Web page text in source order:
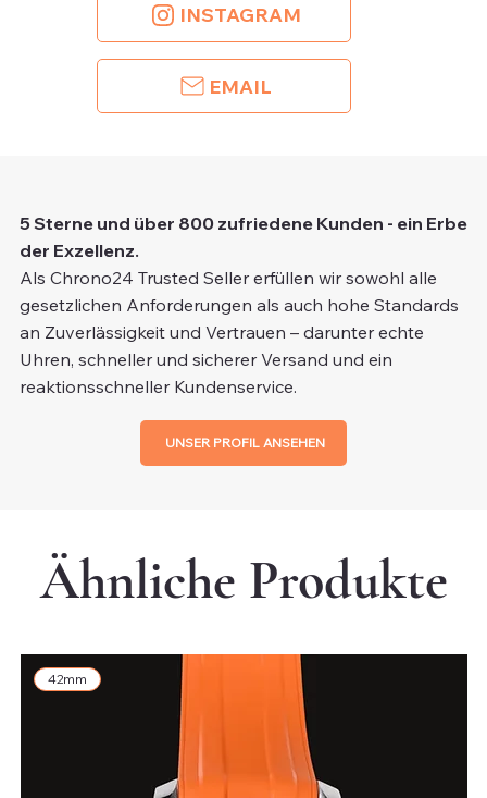
INSTAGRAM
EMAIL
5 Sterne und über 800 zufriedene Kunden - ein Erbe
der Exzellenz.
Als Chrono24 Trusted Seller erfüllen wir sowohl alle
gesetzlichen Anforderungen als auch hohe Standards
an Zuverlässigkeit und Vertrauen – darunter echte
Uhren, schneller und sicherer Versand und ein
reaktionsschneller Kundenservice.
UNSER PROFIL ANSEHEN
Ähnliche Produkte
42mm